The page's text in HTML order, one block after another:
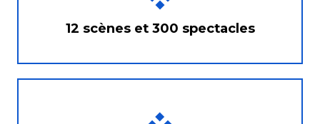
12 scènes et 300 spectacles